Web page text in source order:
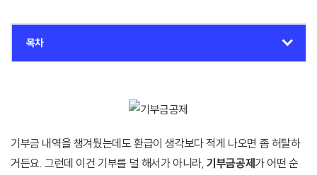
목차
기부금 내역을 챙겨뒀는데도 환급이 생각보다 적게 나오면 좀 허탈하
거든요. 그런데 이건 기부를 덜 해서가 아니라,기부금공제 가 어떤 순